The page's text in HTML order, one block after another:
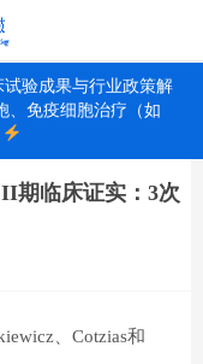
验成果与行业政策解
、免疫细胞治疗（如
期临床证实：3次
、Cotzias和